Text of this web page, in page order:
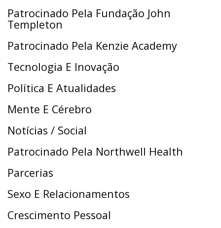
Patrocinado Pela Fundação John
Templeton
Patrocinado Pela Kenzie Academy
Tecnologia E Inovação
Política E Atualidades
Mente E Cérebro
Notícias / Social
Patrocinado Pela Northwell Health
Parcerias
Sexo E Relacionamentos
Crescimento Pessoal